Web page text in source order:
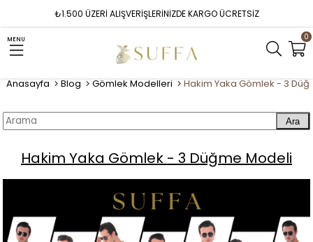
₺1.500 ÜZERİ ALIŞVERİŞLERİNİZDE KARGO ÜCRETSİZ
MENU 0
Anasayfa Blog Gömlek Modelleri Hakim Yaka Gömlek - 3
Ara
Hakim Yaka Gömlek - 3 Düğme Modeli